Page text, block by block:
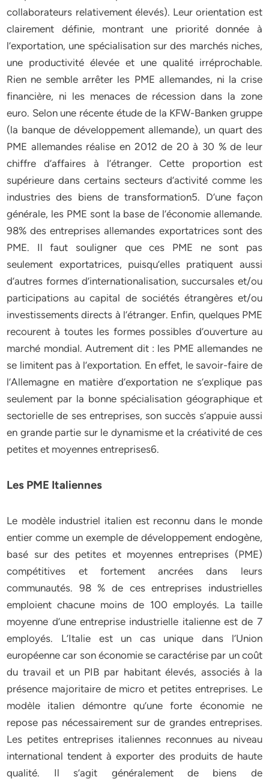
collaborateurs relativement élevés). Leur orientation est
clairement définie, montrant une priorité donnée à
l’exportation, une spécialisation sur des marchés niches,
une productivité élevée et une qualité irréprochable.
Rien ne semble arrêter les PME allemandes, ni la crise
financière, ni les menaces de récession dans la zone
euro. Selon une récente étude de la KFW-Banken gruppe
(la banque de développement allemande), un quart des
PME allemandes réalise en 2012 de 20 à 30 % de leur
chiffre d’affaires à l’étranger. Cette proportion est
supérieure dans certains secteurs d’activité comme les
industries des biens de transformation5. D’une façon
générale, les PME sont la base de l’économie allemande.
98% des entreprises allemandes exportatrices sont des
PME. Il faut souligner que ces PME ne sont pas
seulement exportatrices, puisqu’elles pratiquent aussi
d’autres formes d’internationalisation, succursales et/ou
participations au capital de sociétés étrangères et/ou
investissements directs à l’étranger. Enfin, quelques PME
recourent à toutes les formes possibles d’ouverture au
marché mondial. Autrement dit : les PME allemandes ne
se limitent pas à l’exportation. En effet, le savoir-faire de
l’Allemagne en matière d’exportation ne s’explique pas
seulement par la bonne spécialisation géographique et
sectorielle de ses entreprises, son succès s’appuie aussi
en grande partie sur le dynamisme et la créativité de ces
petites et moyennes entreprises6.
Les PME Italiennes
Le modèle industriel italien est reconnu dans le monde
entier comme un exemple de développement endogène,
basé sur des petites et moyennes entreprises (PME)
compétitives et fortement ancrées dans leurs
communautés. 98 % de ces entreprises industrielles
emploient chacune moins de 100 employés. La taille
moyenne d’une entreprise industrielle italienne est de 7
employés. L’Italie est un cas unique dans l’Union
européenne car son économie se caractérise par un coût
du travail et un PIB par habitant élevés, associés à la
présence majoritaire de micro et petites entreprises. Le
modèle italien démontre qu’une forte économie ne
repose pas nécessairement sur de grandes entreprises.
Les petites entreprises italiennes reconnues au niveau
international tendent à exporter des produits de haute
qualité. Il s’agit généralement de biens de